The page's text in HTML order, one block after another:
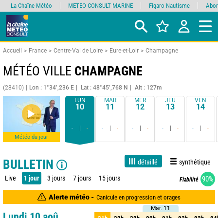
Accueil France Centre-Val de Loire Eure-et-Loir Champagne
MÉTÉO VILLE CHAMPAGNE
(28410) Lon : 1°34’,236 E Lat : 48°45’,768 N Alt : 127m
Météo du jour
LUN
10
- -
MAR
11
- -
MER
12
- -
JEU
13
- -
VEN
14
- -
BULLETIN détaillé synthétique
Live 1 jour 3 jours 7 jours 15 jours Fiabilité 90%
Alerte météo - Canicule en progression et orages
Mar. 11
Mar. 11
La Chaîne Météo METEO CONSULT MARINE Figaro Nautisme